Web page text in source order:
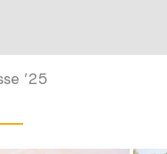
’25